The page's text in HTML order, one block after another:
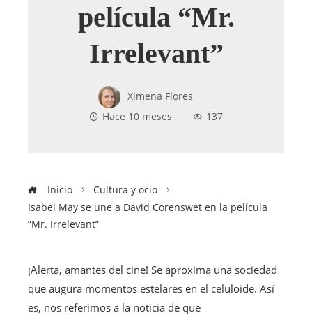
película “Mr.
Irrelevant”
Ximena Flores
Hace 10 meses
137
Inicio
Cultura y ocio
Isabel May se une a David Corenswet en la película
“Mr. Irrelevant”
¡Alerta, amantes del cine! Se aproxima una sociedad
que augura momentos estelares en el celuloide. Así
es, nos referimos a la noticia de que